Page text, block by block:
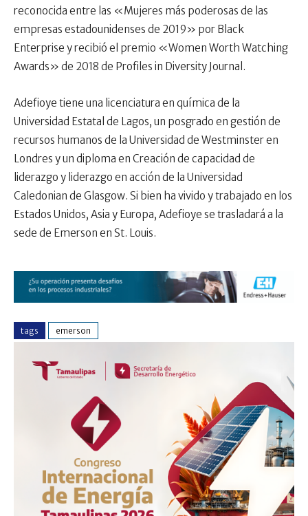
reconocida entre las «Mujeres más poderosas de las
empresas estadounidenses de 2019» por Black
Enterprise y recibió el premio «Women Worth Watching
Awards» de 2018 de Profiles in Diversity Journal.
Adefioye tiene una licenciatura en química de la
Universidad Estatal de Lagos, un posgrado en gestión de
recursos humanos de la Universidad de Westminster en
Londres y un diploma en Creación de capacidad de
liderazgo y liderazgo en acción de la Universidad
Caledonian de Glasgow. Si bien ha vivido y trabajado en los
Estados Unidos, Asia y Europa, Adefioye se trasladará a la
sede de Emerson en St. Louis.
tags emerson